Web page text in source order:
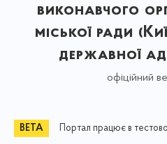
виконавчого
міської ради
державної
офіційний
Портал працює в